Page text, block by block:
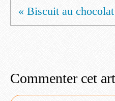
« Biscuit au
Commenter cet